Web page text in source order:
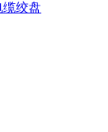
缆绞盘